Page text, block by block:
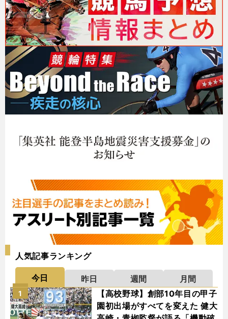
人気記事ランキング
今日 昨日 週間
月間
【高校野球】創部10年目の甲子
園初出場がすべてを変えた 健大
1